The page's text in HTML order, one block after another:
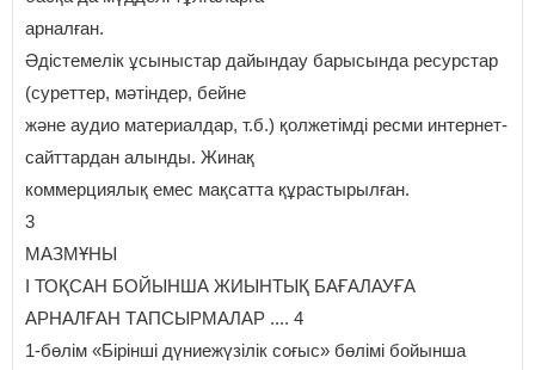
арналған.
Әдістемелік ұсыныстар дайындау барысында ресурстар
(суреттер, мәтіндер, бейне
және аудио материалдар, т.б.) қолжетімді ресми интернет-
сайттардан алынды. Жинақ
коммерциялық емес мақсатта құрастырылған.
3
МАЗМҰНЫ
I ТОҚСАН БОЙЫНША ЖИЫНТЫҚ БАҒАЛАУҒА
АРНАЛҒАН ТАПСЫРМАЛАР .... 4
1-бөлім «Бірінші дүниежүзілік соғыс» бөлімі бойынша